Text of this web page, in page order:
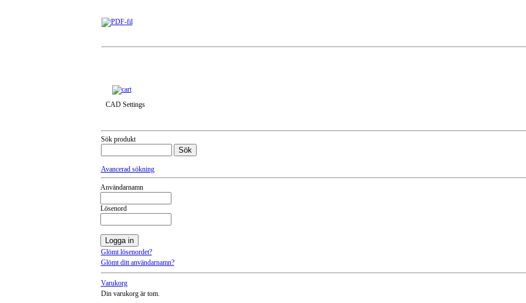
CAD Settings
Sök produkt
Avancerad sökning
Användarnamn
Lösenord
Glömt lösenordet?
Glömt ditt användarnamn?
Varukorg
Din varukorg är tom.